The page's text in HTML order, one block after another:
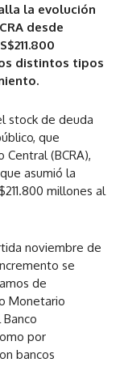
la evolución
desde
distintos tipos
stock de deuda
que
(BCRA),
asumió la
millones al
noviembre de
se
de
Monetario
por
bancos